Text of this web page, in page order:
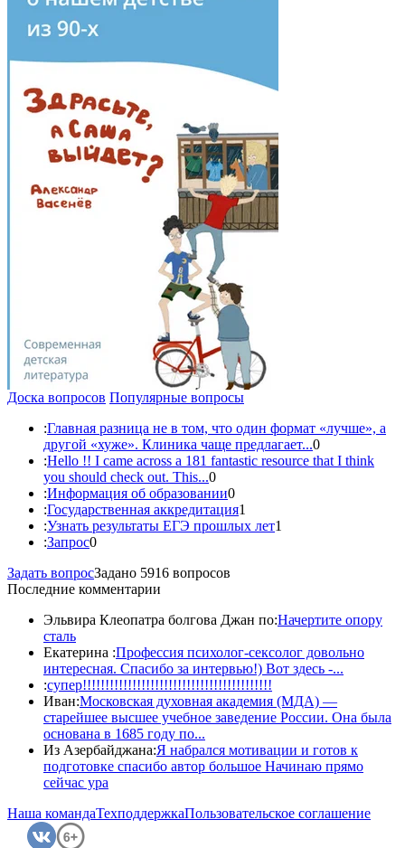
Доска вопросов Популярные вопросы
:Главная разница не в том, что один формат «лучше», а
другой «хуже». Клиника чаще предлагает...0
:Hello !! I came across a 181 fantastic resource that I think
you should check out. This...0
:Информация об образовании0
:Государственная аккредитация1
:Узнать результаты ЕГЭ прошлых лет1
:Запрос0
Задать вопросЗадано 5916 вопросов
Последние комментарии
Эльвира Клеопатра болгова Джан по:Начертите опору
сталь
Екатерина :Профессия психолог-сексолог довольно
интересная. Спасибо за интервью!) Вот здесь -...
:супер!!!!!!!!!!!!!!!!!!!!!!!!!!!!!!!!!!!!!!!!!!
Иван:Московская духовная академия (МДА) —
старейшее высшее учебное заведение России. Она была
основана в 1685 году по...
Из Азербайджана:Я набрался мотивации и готов к
подготовке спасибо автор большое Начинаю прямо
сейчас ура
Наша командаТехподдержкаПользовательское соглашение